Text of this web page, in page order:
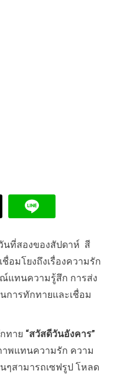
นที่สองของสัปดาห์ สี
อมโยงถึงเรื่องความรัก
แทนความรู้สึก การส่ง
การทักทายและเชื่อม
ทาย “สวัสดีวันอังคาร”
าพแทนความรัก ความ
ๆสามารถเซฟรูป โหลด